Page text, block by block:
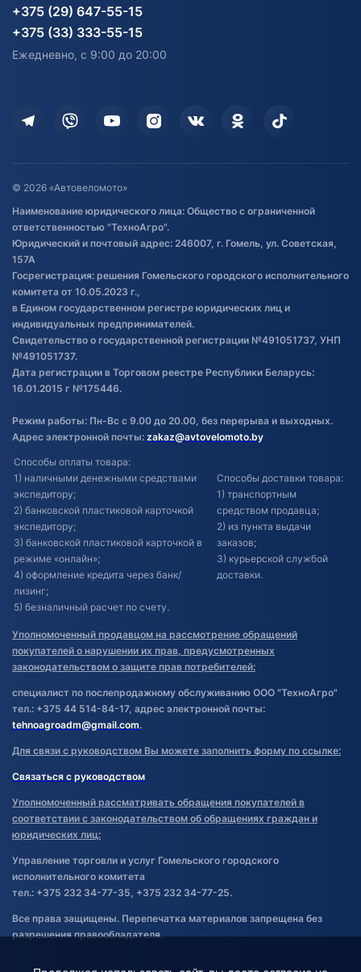
Карта сайта
Информация до получения
согласия на обработку
Дополнительные услуги
Оставить отзыв
Договор публичной оферты
Обработка файлов cookie
Постановка транспорта на учет
Обновления в ЭПТС 2024
Водный транспорт
Электротранспорт
Агротехника
Электротранспорт
+375 (29) 647-55-15
+375 (33) 333-55-15
Ежедневно, с 9:00 до 20:00
© 2026 «Автовеломото»
Наименование юридического лица: Общество с ограниченной
ответственностью "ТехноАгро".
Юридический и почтовый адрес: 246007, г. Гомель, ул. Советская,
157А
Госрегистрация: решения Гомельского городского исполнительного
комитета от 10.05.2023 г.,
в Едином государственном регистре юридических лиц и
индивидуальных предпринимателей.
Свидетельство о государственной регистрации №491051737, УНП
№491051737.
Дата регистрации в Торговом реестре Республики Беларусь:
16.01.2015 г №175446.
Режим работы: Пн-Вс с 9.00 до 20.00, без перерыва и выходных.
Адрес электронной почты: zakaz@avtovelomoto.by
Способы оплаты товара:
1) наличными денежными средствами
экспедитору;
2) банковской пластиковой карточкой
экспедитору;
3) банковской пластиковой карточкой в
режиме «онлайн»;
4) оформление кредита через банк/
лизинг;
5) безналичный расчет по счету.
Способы доставки товара:
1) транспортным
средством продавца;
2) из пункта выдачи
заказов;
3) курьерской службой
доставки.
Уполномоченный продавцом на рассмотрение обращений
покупателей о нарушении их прав, предусмотренных
законодательством о защите прав потребителей:
специалист по послепродажному обслуживанию ООО "ТехноАгро"
тел.: +375 44 514-84-17, адрес электронной почты:
tehnoagroadm@gmail.com.
Для связи с руководством Вы можете заполнить форму по ссылке:
Связаться с руководством
Уполномоченный рассматривать обращения покупателей в
соответствии с законодательством об обращениях граждан и
юридических лиц:
Управление торговли и услуг Гомельского городского
исполнительного комитета
тел.: +375 232 34-77-35, +375 232 34-77-25.
Все права защищены. Перепечатка материалов запрещена без
разрешения правообладателя.